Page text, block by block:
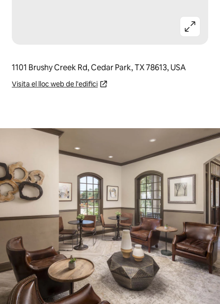
1101 Brushy Creek Rd, Cedar Park, TX 78613, USA
Visita el lloc web de l'edifici